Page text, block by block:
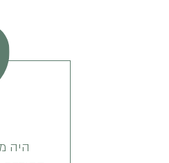
היה